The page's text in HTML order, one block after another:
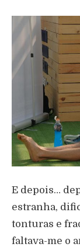
E depois…
estranha,
tonturas e
faltava-me o